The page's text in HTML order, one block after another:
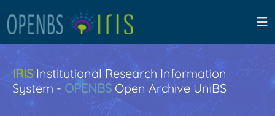
IRISInstitutional Research Information
System - OPENBS Open Archive UniBS